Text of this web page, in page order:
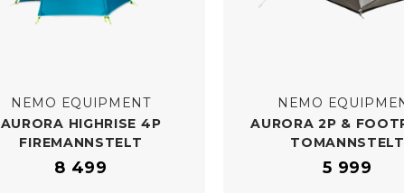
NEMO EQUIPMENT
AURORA HIGHRISE 4P
FIREMANNSTELT
8 499
NEMO
AURORA 2P &
TOMANNSTELT
5 999